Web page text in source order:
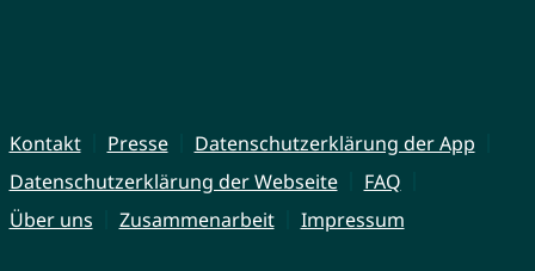
Kontakt Presse
Datenschutzerklärung der App
Datenschutzerklärung der Webseite
FAQ
Über uns
Zusammenarbeit Impressum